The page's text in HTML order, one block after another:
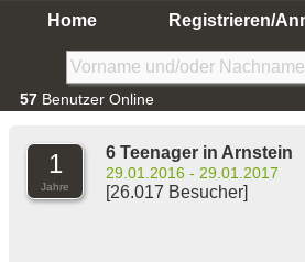
Home Registrieren/
57 Benutzer Online
1
Jahre
6 Teenager in Arnstein
29.01.2016 - 29.01.2017
[26.017 Besucher]